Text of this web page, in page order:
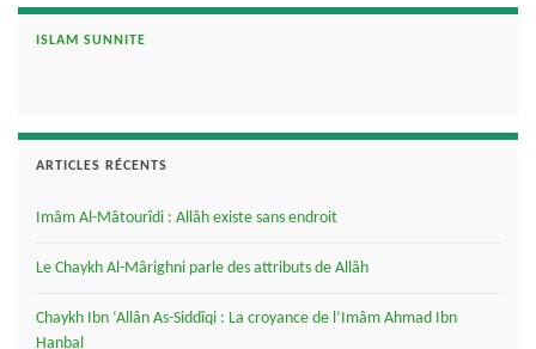
ISLAM SUNNITE
ARTICLES RÉCENTS
Imâm Al-Mâtourîdi : Allâh existe sans endroit
Le Chaykh Al-Mârighni parle des attributs de Allâh
Chaykh Ibn ‘Allân As-Siddîqi : La croyance de l’Imâm Ahmad Ibn
Hanbal